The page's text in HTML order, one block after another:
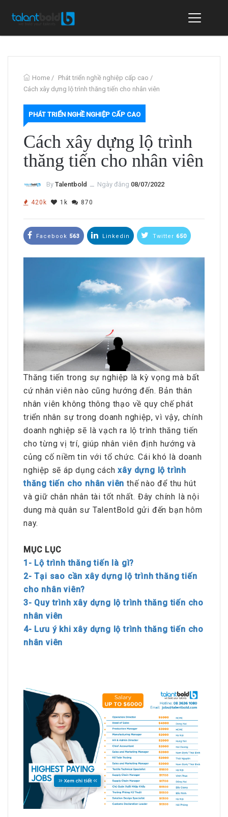
Home / Phát triển nghề nghiệp cấp cao /
Cách xây dựng lộ trình thăng tiến cho nhân viên
PHÁT TRIỂN NGHỀ NGHIỆP CẤP CAO
Cách xây dựng lộ trình
thăng tiến cho nhân viên
By Talentbold ــ Ngày đăng 08/07/2022
420k 1k 870
Facebook 563 Linkedin Twitter 650
Thăng tiến trong sự nghiệp là kỳ vọng mà bất
cứ nhân viên nào cũng hướng đến. Bản thân
nhân viên không thông thạo về quy chế phát
triển nhân sự trong doanh nghiệp, vì vậy, chính
doanh nghiệp sẽ là vạch ra lộ trình thăng tiến
cho từng vị trí, giúp nhân viên định hướng và
củng cố niềm tin với tổ chức. Cái khó là doanh
nghiệp sẽ áp dụng cáchxây dựng lộ trình
thăng tiến cho nhân viên thế nào để thu hút
và giữ chân nhân tài tốt nhất. Đây chính là nội
dung mà quân sư TalentBold gửi đến bạn hôm
nay.
MỤC LỤC
1- Lộ trình thăng tiến là gì?
2- Tại sao cần xây dựng lộ trình thăng tiến
cho nhân viên?
3- Quy trình xây dựng lộ trình thăng tiến cho
nhân viên
4- Lưu ý khi xây dựng lộ trình thăng tiến cho
nhân viên